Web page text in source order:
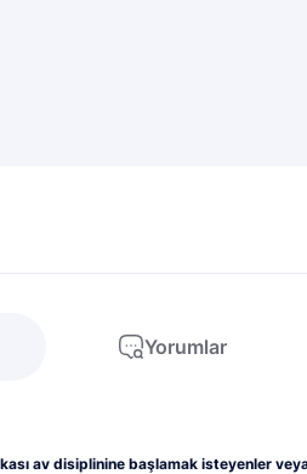
Yorumlar
av disiplinine başlamak isteyenler